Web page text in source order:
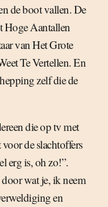
de boot vallen. De
Hoge Aantallen
van Het Grote
Te Vertellen. En
zelf die de
die op tv met
de slachtoffers
erg is, oh zo!”.
wat je, ik neem
en